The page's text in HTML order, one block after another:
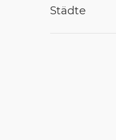
Städte